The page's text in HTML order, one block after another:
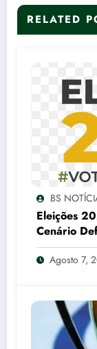
RELATED
BS
Eleições
Cenário
Senado
Agosto 7,